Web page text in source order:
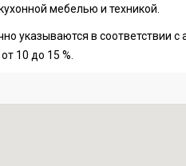
мебелью и техникой.
указываются в соответствии
10 до 15 %.